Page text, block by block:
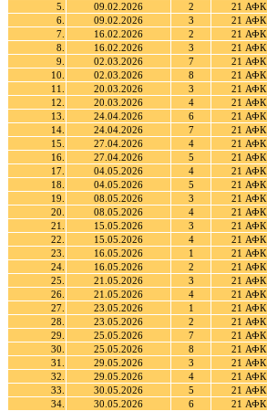
5.
09.02.2026 2 21 АФК
6.
09.02.2026 3 21 АФК
7.
16.02.2026 2 21 АФК
8.
16.02.2026 3 21 АФК
9.
02.03.2026 7 21 АФК
10.
02.03.2026 8 21 АФК
11.
20.03.2026 3 21 АФК
12.
20.03.2026 4 21 АФК
13.
24.04.2026 6 21 АФК
14.
24.04.2026 7 21 АФК
15.
27.04.2026 4 21 АФК
16.
27.04.2026 5 21 АФК
17.
04.05.2026 4 21 АФК
18.
04.05.2026 5 21 АФК
19.
08.05.2026 3 21 АФК
20.
08.05.2026 4 21 АФК
21.
15.05.2026 3 21 АФК
22.
15.05.2026 4 21 АФК
23.
16.05.2026 1 21 АФК
24.
16.05.2026 2 21 АФК
25.
21.05.2026 3 21 АФК
26.
21.05.2026 4 21 АФК
27.
23.05.2026 1 21 АФК
28.
23.05.2026 2 21 АФК
29.
25.05.2026 7 21 АФК
30.
25.05.2026 8 21 АФК
31.
29.05.2026 3 21 АФК
32.
29.05.2026 4 21 АФК
33.
30.05.2026 5 21 АФК
34.
30.05.2026 6 21 АФК